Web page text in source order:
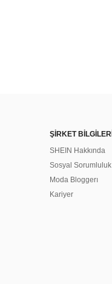
ŞİRKET BİLGİLERİ
SHEIN Hakkında
Sosyal Sorumluluk
Moda Bloggerı
Kariyer